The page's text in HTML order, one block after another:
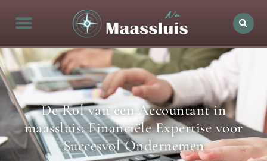
De Rol van een Accountant in
maassluis: Financiële Expertise voor
Succesvol Ondernemen